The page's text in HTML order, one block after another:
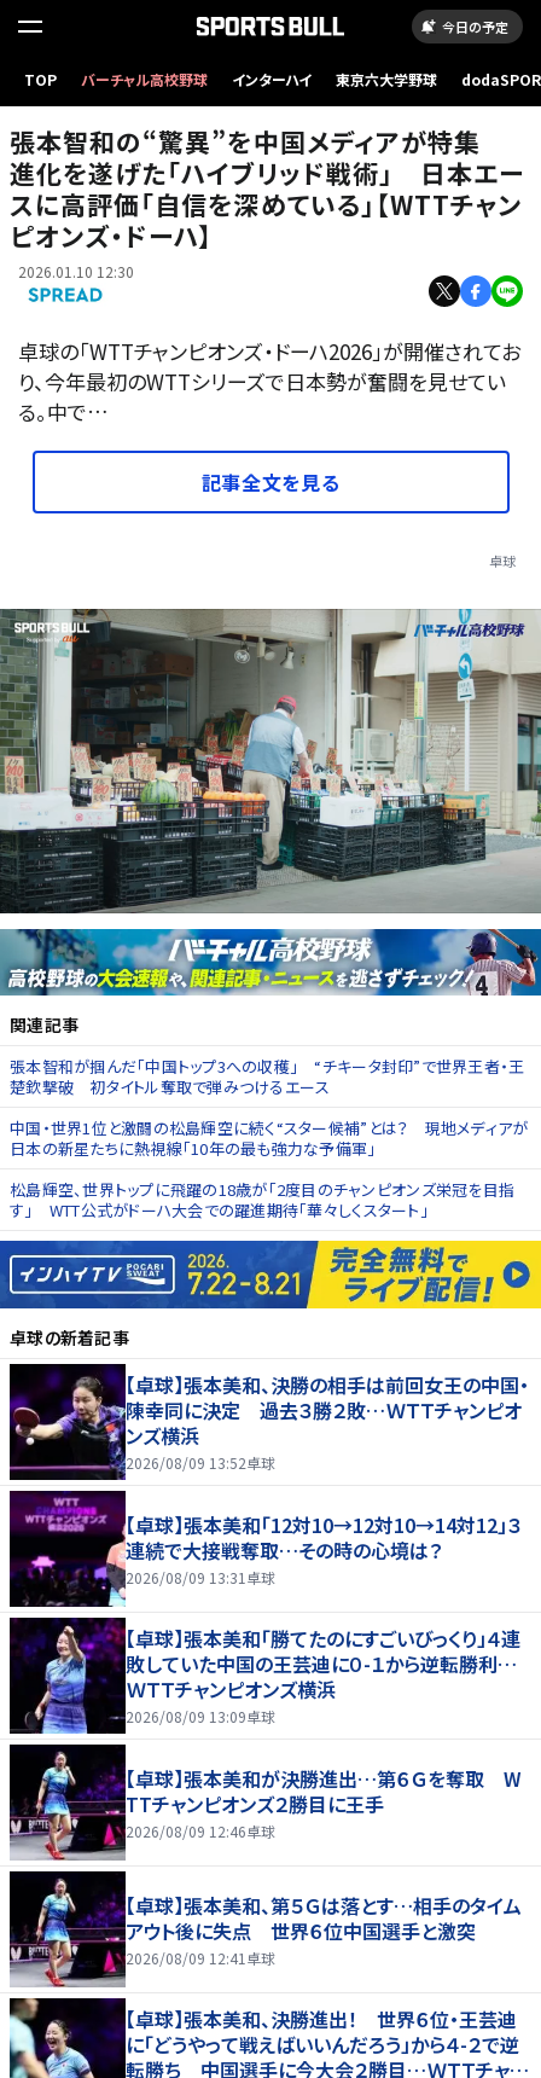
今日の予定
TOP バーチャル高校野球 インターハイ 東京六大学野球
高評価「自信を深めている」【WTTチャンピオンズ・ドーハ】
張本智和の“驚異”を中国メディアが特集
進化を遂げた「ハイブリッド戦術」 日本エー
スに高評価「自信を深めている」【WTTチャン
ピオンズ・ドーハ】
2026.01.10 12:30
卓球の「WTTチャンピオンズ・ドーハ2026」が開催されてお
り、今年最初のWTTシリーズで日本勢が奮闘を見せてい
る。中で…
記事全文を見る
卓球
関連記事
張本智和が掴んだ「中国トップ3への収穫」 “チキータ封印”で世界王者・王
楚欽撃破 初タイトル奪取で弾みつけるエース
中国・世界1位と激闘の松島輝空に続く“スター候補”とは？ 現地メディアが
日本の新星たちに熱視線「10年の最も強力な予備軍」
松島輝空、世界トップに飛躍の18歳が「2度目のチャンピオンズ栄冠を目指
す」 WTT公式がドーハ大会での躍進期待「華々しくスタート」
卓球の新着記事
【卓球】張本美和、決勝の相手は前回女王の中国・
陳幸同に決定 過去３勝２敗…ＷＴＴチャンピオ
ンズ横浜
2026/08/09 13:52卓球
【卓球】張本美和「12対10→12対10→14対12」３
連続で大接戦奪取…その時の心境は？
2026/08/09 13:31 卓球
【卓球】張本美和「勝てたのにすごいびっくり」４連
敗していた中国の王芸迪に０-１から逆転勝利…
ＷＴＴチャンピオンズ横浜
2026/08/09 13:09卓球
【卓球】張本美和が決勝進出…第６Ｇを奪取 W
TTチャンピオンズ２勝目に王手
2026/08/09 12:46卓球
【卓球】張本美和、第５Ｇは落とす…相手のタイム
アウト後に失点 世界６位中国選手と激突
2026/08/09 12:41 卓球
【卓球】張本美和、決勝進出！ 世界６位・王芸迪
に「どうやって戦えばいいんだろう」から４-２で逆
転勝ち 中国選手に今大会２勝目…ＷＴＴチャン